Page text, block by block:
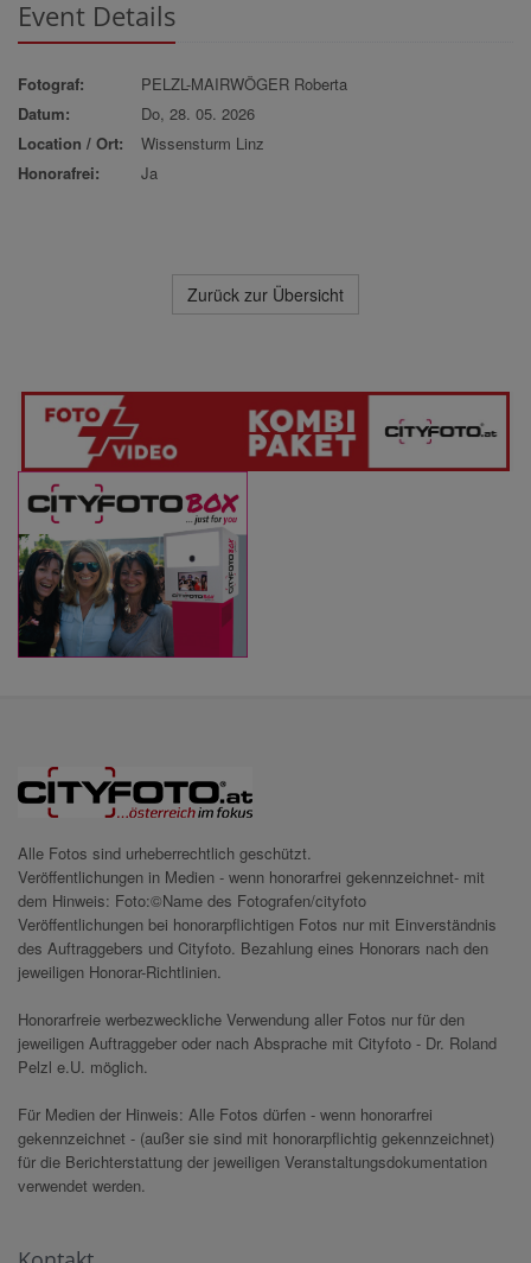
Event Details
Fotograf:
PELZL-MAIRWÖGER Roberta
Datum:
Do, 28. 05. 2026
Location / Ort:
Wissensturm Linz
Honorafrei:
Ja
Zurück zur Übersicht
Alle Fotos sind urheberrechtlich geschützt.
Veröffentlichungen in Medien - wenn honorarfrei gekennzeichnet- mit
dem Hinweis: Foto:©Name des Fotografen/cityfoto
Veröffentlichungen bei honorarpflichtigen Fotos nur mit Einverständnis
des Auftraggebers und Cityfoto. Bezahlung eines Honorars nach den
jeweiligen Honorar-Richtlinien.
Honorarfreie werbezweckliche Verwendung aller Fotos nur für den
jeweiligen Auftraggeber oder nach Absprache mit Cityfoto - Dr. Roland
Pelzl e.U. möglich.
Für Medien der Hinweis: Alle Fotos dürfen - wenn honorarfrei
gekennzeichnet - (außer sie sind mit honorarpflichtig gekennzeichnet)
für die Berichterstattung der jeweiligen Veranstaltungsdokumentation
verwendet werden.